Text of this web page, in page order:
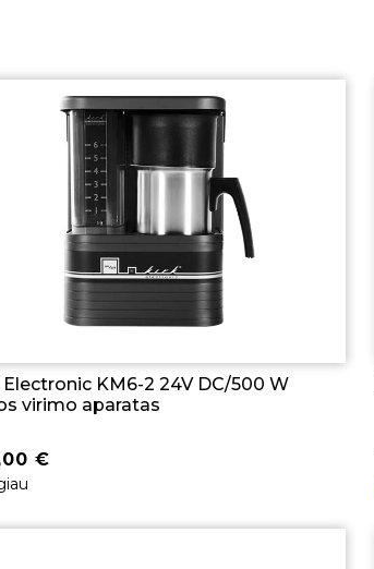
Electronic KM6-2 24V DC/500 W
virimo aparatas
€